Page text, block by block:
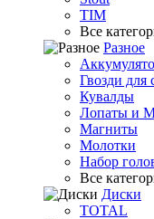
TIM
Все
Разное
Гвозди для
Кувалды
Лопаты и
Магниты
Молотки
Набор
Все
Диски
TOTAL